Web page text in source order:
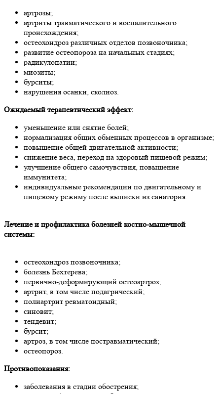
артрозы;
артриты травматического и воспалительного
происхождения;
остеохондроз различных отделов позвоночника;
развитие остеопороза на начальных стадиях;
радикулопатии;
миозиты;
бурситы;
нарушения осанки, сколиоз.
Ожидаемый терапевтический эффект:
уменьшение или снятие болей;
нормализация общих обменных процессов в организме;
повышение общей двигательной активности;
снижение веса, переход на здоровый пищевой режим;
улучшение общего самочувствия, повышение
иммунитета;
индивидуальные рекомендации по двигательному и
пищевому режиму после выписки из санатория.
Лечение и профилактика болезней костно-мышечной
системы:
остеохондроз позвоночника;
болезнь Бехтерева;
первично-деформирующий остеоартроз;
артрит, в том числе подагрический;
полиартрит ревматоидный;
синовит;
тендевит;
бурсит;
артроз, в том числе постравматический;
остеопороз.
Противопоказания:
заболевания в стадии обострения;